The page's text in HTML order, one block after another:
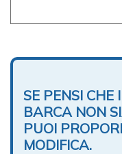
SE PENSI CHE
BARCA NON
PUOI
MODIFICA.